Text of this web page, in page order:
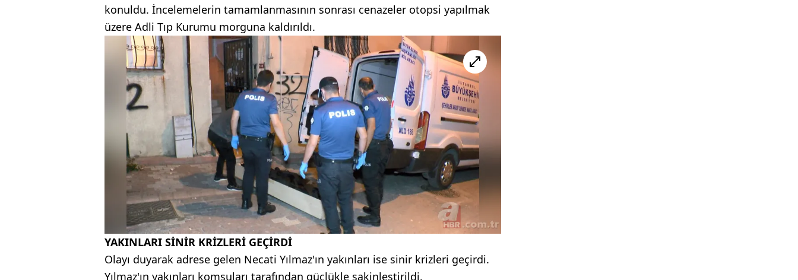
konuldu. İncelemelerin tamamlanmasının sonrası cenazeler otopsi yapılmak
üzere Adli Tıp Kurumu morguna kaldırıldı.
YAKINLARI SİNİR KRİZLERİ GEÇİRDİ
Olayı duyarak adrese gelen Necati Yılmaz'ın yakınları ise sinir krizleri geçirdi.
Yılmaz'ın yakınları komşuları tarafından güçlükle sakinleştirildi.